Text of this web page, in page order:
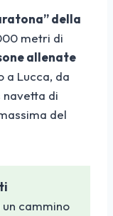
della
metri di
allenate
a Lucca, da
navetta di
del
cammino